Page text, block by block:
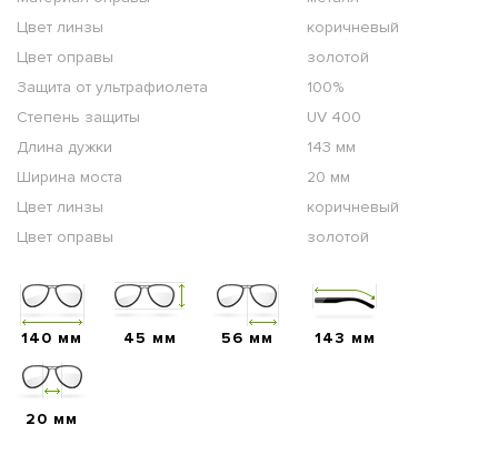
Цвет линзы
коричневый
Цвет оправы
золотой
Защита от ультрафиолета
100%
Степень защиты
UV 400
Длина дужки
143 мм
Ширина моста
20 мм
Цвет линзы
коричневый
Цвет оправы
золотой
140 мм 45 мм 56 мм 143 мм
20 мм